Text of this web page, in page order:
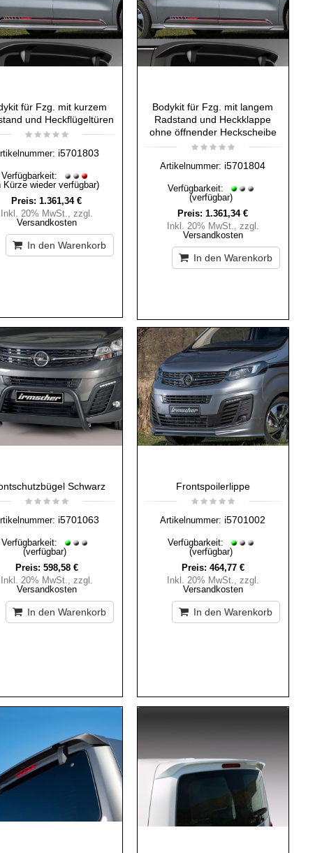
für Fzg. mit kurzem
und Heckflügeltüren
i5701803
Verfügbarkeit:
Kürze wieder verfügbar)
Preis: 1.361,34 €
Inkl. 20% MwSt., zzgl.
Versandkosten
In den Warenkorb
Bodykit für Fzg. mit langem
Radstand und Heckklappe
ohne öffnender Heckscheibe
Artikelnummer: i5701804
Verfügbarkeit:
(verfügbar)
Preis: 1.361,34 €
Inkl. 20% MwSt., zzgl.
Versandkosten
In den Warenkorb
Schwarz
i5701063
Verfügbarkeit:
(verfügbar)
Preis: 598,58 €
Inkl. 20% MwSt., zzgl.
Versandkosten
In den Warenkorb
Frontspoilerlippe
Artikelnummer: i5701002
Verfügbarkeit:
(verfügbar)
Preis: 464,77 €
Inkl. 20% MwSt., zzgl.
Versandkosten
In den Warenkorb